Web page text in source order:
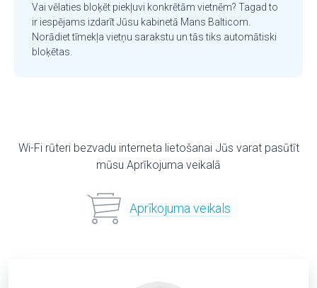
Vai vēlaties bloķēt piekļuvi konkrētām vietnēm? Tagad to
ir iespējams izdarīt Jūsu kabinetā Mans Balticom.
Norādiet tīmekļa vietņu sarakstu un tās tiks automātiski
bloķētas.
Wi-Fi rūteri bezvadu interneta lietošanai Jūs varat pasūtīt
mūsu Aprīkojuma veikalā
Aprīkojuma veikals